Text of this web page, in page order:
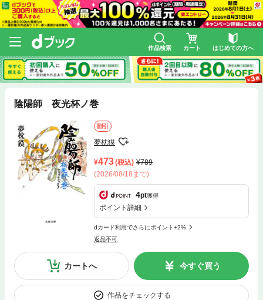
作品検索 カート はじめての方へ
陰陽師 夜光杯ノ巻
割引
夢枕獏
473(税込)
789
(2026/08/18まで)
4pt獲得
ポイント詳細
dカード利用でさらにポイント+2%
返品不可
カートへ 今すぐ買う
作品をチェックする